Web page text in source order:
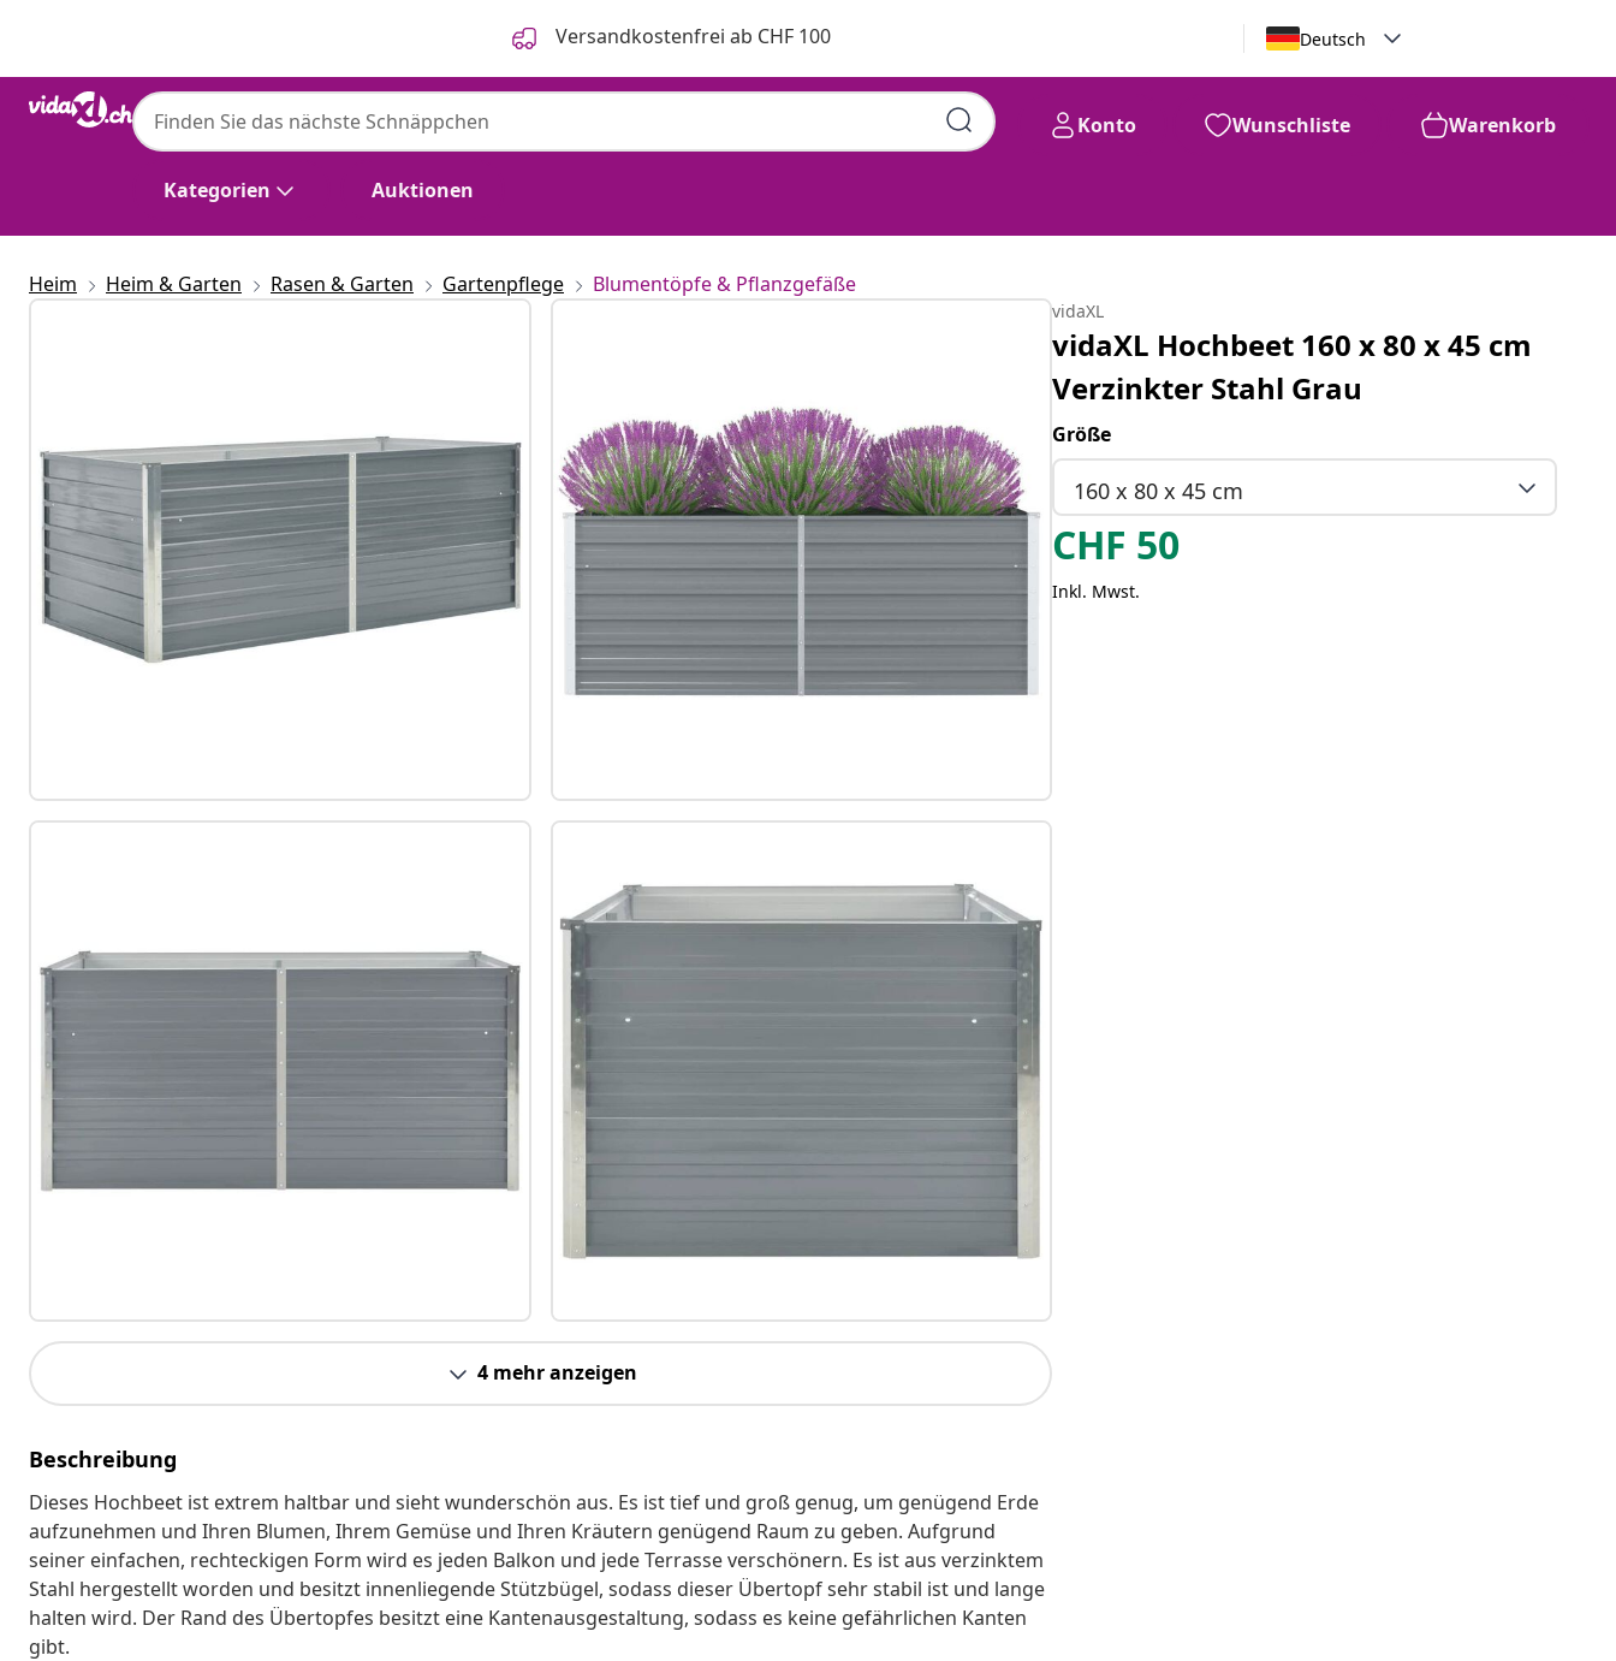
Versandkostenfrei ab CHF 100 Deutsch
Kategorien Auktionen
Konto Wunschliste Warenkorb
Heim Heim & Garten Rasen & Garten Gartenpflege Blumentöpfe & Pflanzgefäße
4 mehr anzeigen
Beschreibung
Dieses Hochbeet ist extrem haltbar und sieht wunderschön aus. Es ist tief und groß genug, um genügend Erde
aufzunehmen und Ihren Blumen, Ihrem Gemüse und Ihren Kräutern genügend Raum zu geben. Aufgrund
seiner einfachen, rechteckigen Form wird es jeden Balkon und jede Terrasse verschönern. Es ist aus verzinktem
Stahl hergestellt worden und besitzt innenliegende Stützbügel, sodass dieser Übertopf sehr stabil ist und lange
halten wird. Der Rand des Übertopfes besitzt eine Kantenausgestaltung, sodass es keine gefährlichen Kanten
gibt.
vidaXL
vidaXL Hochbeet 160 x 80 x 45 cm
Verzinkter Stahl Grau
Größe
160 x 80 x 45 cm
CHF 50
Inkl. Mwst.